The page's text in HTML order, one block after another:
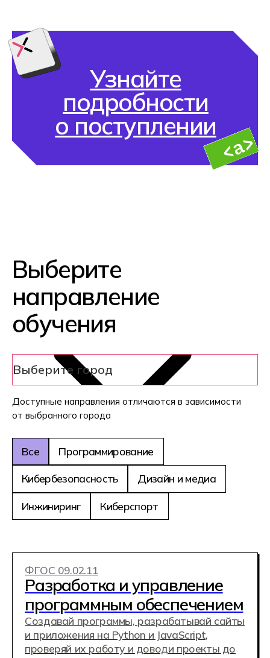
ФГОС 09.02.11
Разработка и управление
программным обеспечением
Создавай программы, разрабатывай сайты
и приложения на Python и JavaScript,
проверяй их работу и доводи проекты до
полноценного релиза. Осваивай работу с
задачами, кодом и алгоритмами так, как
это происходит в настоящих IT-командах.
DevOps-инженер
администрирование
Станьте высокооплачиваемым системным
администратором или управляйте
взаимодействием на стыке разработки и
внедрения ПО в роли devops-инженера
Системный администратор
DevOps инженер
ФГОС 54.02.01 и 54.01.20
Дизайн
Научитесь создавать фирменный стиль для
бизнеса, интерфейсы сайтов и мобильных
приложений, анимировать графику.
Графический дизайн
ФГОС 42.02.01
Реклама
кампаниями или аналитикой
Интернет-маркетолог
SMM-менеджер
Контент-мейкер
Веб-аналитик
Копирайтер